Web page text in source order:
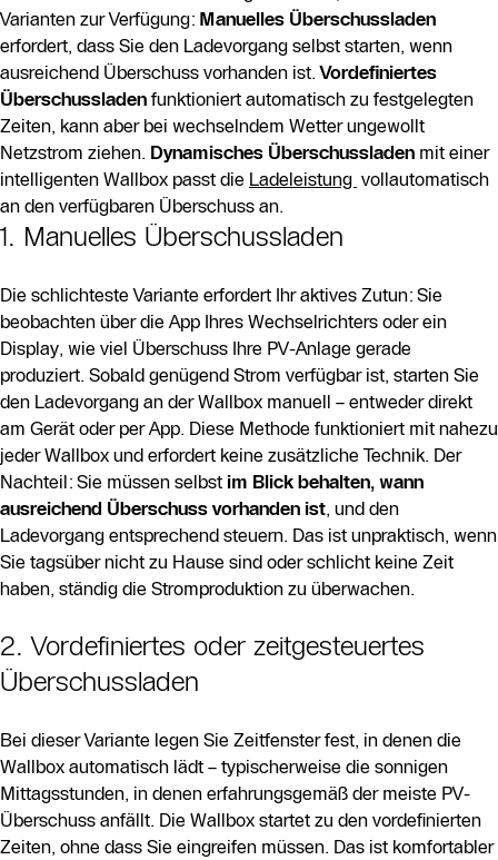
Varianten zur Verfügung: Manuelles Überschussladen
erfordert, dass Sie den Ladevorgang selbst starten, wenn
ausreichend Überschuss vorhanden ist.Vordefiniertes
Überschussladen funktioniert automatisch zu festgelegten
Zeiten, kann aber bei wechselndem Wetter ungewollt
Netzstrom ziehen. Dynamisches Überschussladen mit einer
intelligenten Wallbox passt die Ladeleistung vollautomatisch
an den verfügbaren Überschuss an.
1. Manuelles Überschussladen
Die schlichteste Variante erfordert Ihr aktives Zutun: Sie
beobachten über die App Ihres Wechselrichters oder ein
Display, wie viel Überschuss Ihre PV-Anlage gerade
produziert. Sobald genügend Strom verfügbar ist, starten Sie
den Ladevorgang an der Wallbox manuell – entweder direkt
am Gerät oder per App. Diese Methode funktioniert mit nahezu
jeder Wallbox und erfordert keine zusätzliche Technik. Der
Nachteil: Sie müssen selbst im Blick behalten, wann
ausreichend Überschuss vorhanden ist, und den
Ladevorgang entsprechend steuern. Das ist unpraktisch, wenn
Sie tagsüber nicht zu Hause sind oder schlicht keine Zeit
haben, ständig die Stromproduktion zu überwachen.
2. Vordefiniertes oder zeitgesteuertes
Überschussladen
Bei dieser Variante legen Sie Zeitfenster fest, in denen die
Wallbox automatisch lädt – typischerweise die sonnigen
Mittagsstunden, in denen erfahrungsgemäß der meiste PV-
Überschuss anfällt. Die Wallbox startet zu den vordefinierten
Zeiten, ohne dass Sie eingreifen müssen. Das ist komfortabler